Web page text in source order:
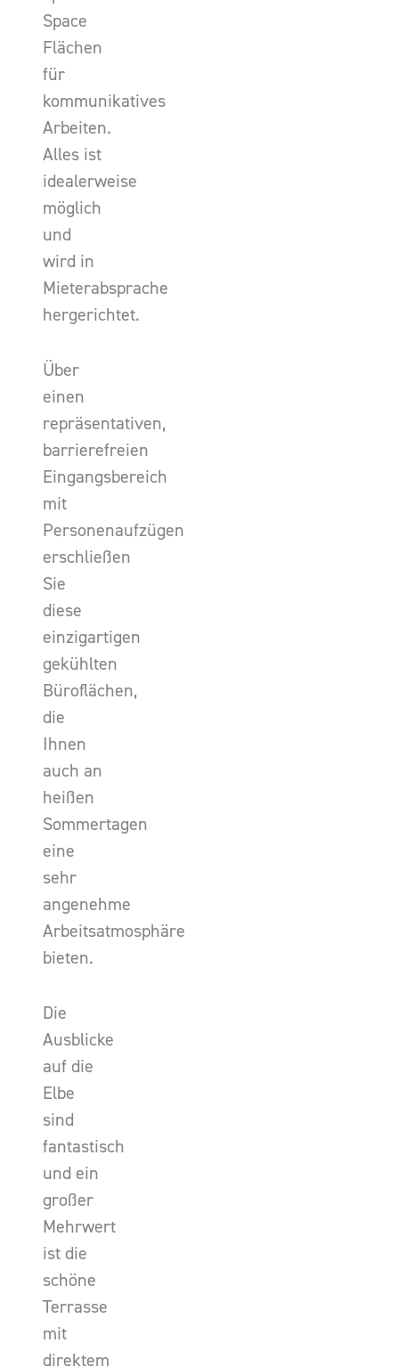
Space
Flächen
für
kommunikatives
Arbeiten.
Alles ist
idealerweise
möglich
und
wird in
Mieterabsprache
hergerichtet.
Über
einen
repräsentativen,
barrierefreien
Eingangsbereich
mit
Personenaufzügen
erschließen
Sie
diese
einzigartigen
gekühlten
Büroflächen,
die
Ihnen
auch an
heißen
Sommertagen
eine
sehr
angenehme
Arbeitsatmosphäre
bieten.
Die
Ausblicke
auf die
Elbe
sind
fantastisch
und ein
großer
Mehrwert
ist die
schöne
Terrasse
mit
direktem